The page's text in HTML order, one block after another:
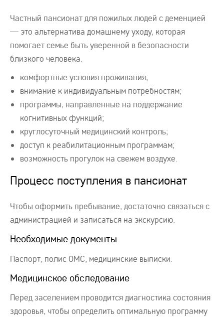
Частный пансионат для пожилых людей с деменцией
— это альтернатива домашнему уходу, которая
помогает семье быть уверенной в безопасности
близкого человека.
комфортные условия проживания;
внимание к индивидуальным потребностям;
программы, направленные на поддержание
когнитивных функций;
круглосуточный медицинский контроль;
доступ к реабилитационным программам;
возможность прогулок на свежем воздухе.
Процесс поступления в пансионат
Чтобы оформить пребывание, достаточно связаться с
администрацией и записаться на экскурсию.
Необходимые документы
Паспорт, полис ОМС, медицинские выписки.
Медицинское обследование
Перед заселением проводится диагностика состояния
здоровья, чтобы определить оптимальную программу